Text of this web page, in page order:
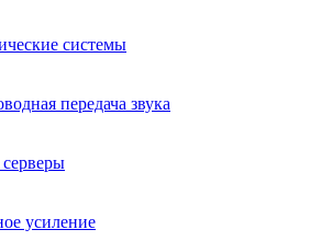
системы
передача звука
усиление